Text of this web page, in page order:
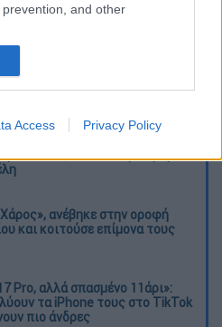
and other
Access Privacy Policy
συλλήψεις και νέοι
Το Ιράν σκληραίνει τη γραμμή
εν μέσω πολέμου
που δολοφονήθηκε
ανέβηκε στην οροφή
και κοιτούσε επίμονα τους
Pro, αλλά σπασμένο 11άρι»:
τα iPhone τους στο TikTok
πιο άνδρες